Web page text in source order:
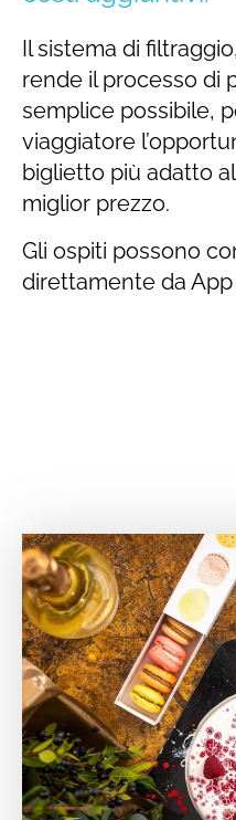
Il sistema di
rende il processo di
semplice possibile,
viaggiatore
biglietto più adatto
miglior prezzo.
Gli ospiti possono
direttamente da